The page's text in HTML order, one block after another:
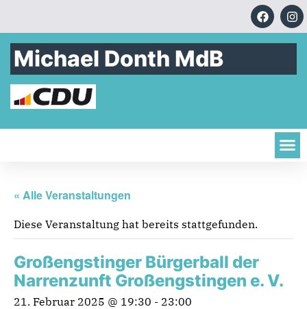
Michael Donth MdB
« Alle Veranstaltungen
Diese Veranstaltung hat bereits stattgefunden.
Großengstinger Bürgerball der
Narrenzunft Großengstingen e. V.
21. Februar 2025 @ 19:30 - 23:00